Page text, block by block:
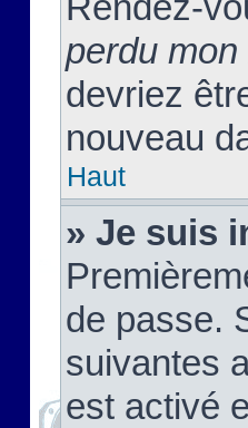
perdu
devriez
nouveau
Haut
» Je suis
de passe.
suivantes
est activé